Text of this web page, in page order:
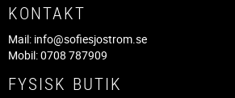
KONTAKT
Mail: info@sofiesjostrom.se
Mobil: 0708 787909
FYSISK BUTIK